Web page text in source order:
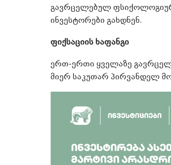
გავრცელებულ
ინვესტორები გახდნენ.
ფიქსაციის ხაფანგი
ერთ-ერთი ყველაზე
მიერ საკუთარ პირვანდელ